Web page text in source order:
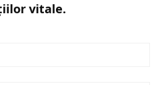
vitale.